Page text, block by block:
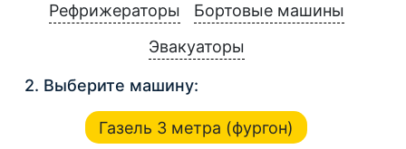
Рефрижераторы
Бортовые машины
Эвакуаторы
2. Выберите машину:
Газель 3 метра (фургон)